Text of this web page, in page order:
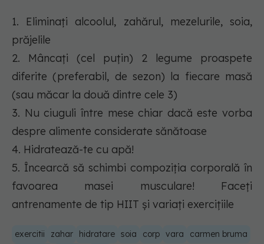
1. Eliminați alcoolul, zahărul, mezelurile, soia,
prăjelile
2. Mâncați (cel puțin) 2 legume proaspete
diferite (preferabil, de sezon) la fiecare masă
(sau măcar la două dintre cele 3)
3. Nu ciuguli între mese chiar dacă este vorba
despre alimente considerate sănătoase
4. Hidratează-te cu apă!
5. Încearcă să schimbi compoziția corporală în
favoarea masei musculare! Faceți
antrenamente de tip HIIT și variați exercițiile
exercitii zahar hidratare soia corp vara
carmen bruma